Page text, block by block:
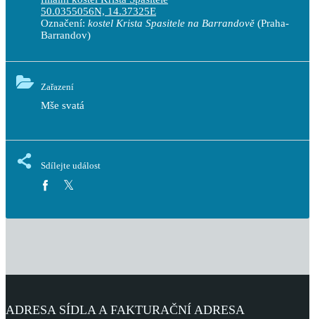
50.0355056N, 14.37325E
Označení: kostel Krista Spasitele na Barrandově (Praha-
Barrandov)
Zařazení
Mše svatá
Sdílejte událost
ADRESA SÍDLA A FAKTURAČNÍ ADRESA